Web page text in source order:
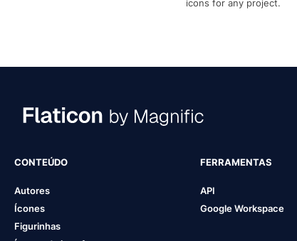
icons for any project.
CONTEÚDO
Autores
Ícones
Figurinhas
FERRAMENTAS
API
Google Workspace